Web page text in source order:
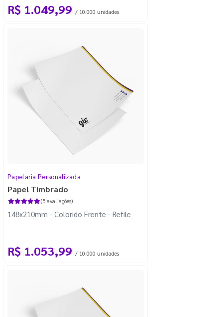
R$ 1.049,99 / 10.000 unidades
Papelaria Personalizada
Papel Timbrado
(5 avaliações)
148x210mm - Colorido Frente - Refile
R$ 1.053,99 / 10.000 unidades